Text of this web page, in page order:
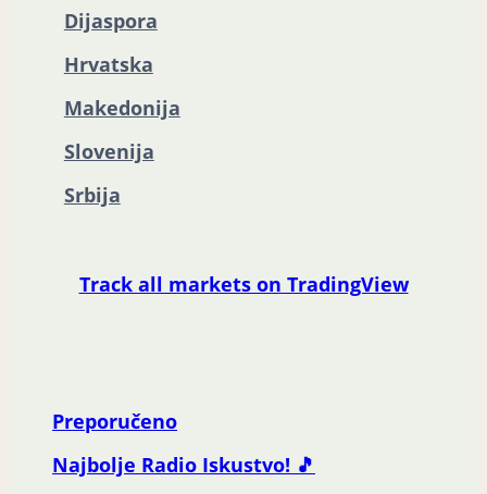
Dijaspora
Hrvatska
Makedonija
Slovenija
Srbija
Track all markets on TradingView
Preporučeno
Najbolje Radio Iskustvo! 🎵